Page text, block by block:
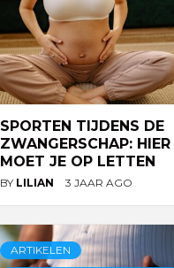
SPORTEN TIJDENS DE
ZWANGERSCHAP: HIER
MOET JE OP LETTEN
BY LILIAN 3 JAAR AGO
ARTIKELEN